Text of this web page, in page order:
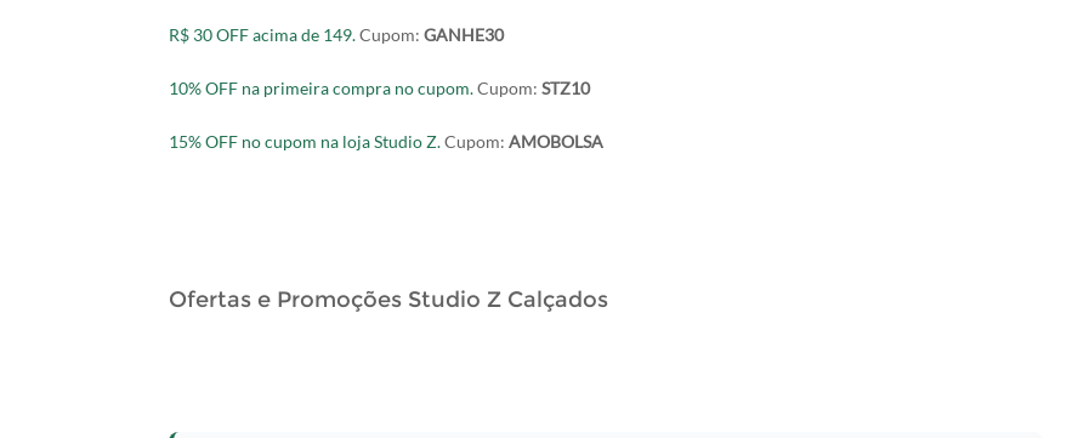
R$ 30 OFF acima de 149.Cupom: GANHE30
10% OFF na primeira compra no cupom.Cupom: STZ10
15% OFF no cupom na loja Studio Z.Cupom: AMOBOLSA
Ofertas e Promoções Studio Z Calçados